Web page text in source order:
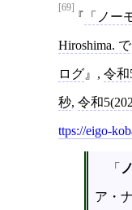
[69]
「ノー
Hiroshima.
ログ , 令和
秒, 令和
ttps://eigo-
「
ア・